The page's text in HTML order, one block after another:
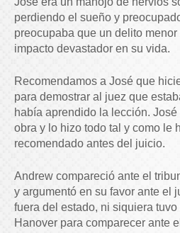
perdiendo el sueño y
preocupaba que un delito
impacto devastador en su vida.
Recomendamos a José que
para demostrar al juez que
había aprendido la lección.
obra y lo hizo todo tal y como le
recomendado antes del juicio.
Andrew compareció ante el
y argumentó en su favor ante el
fuera del estado, ni siquiera tuvo
Hanover para comparecer ante